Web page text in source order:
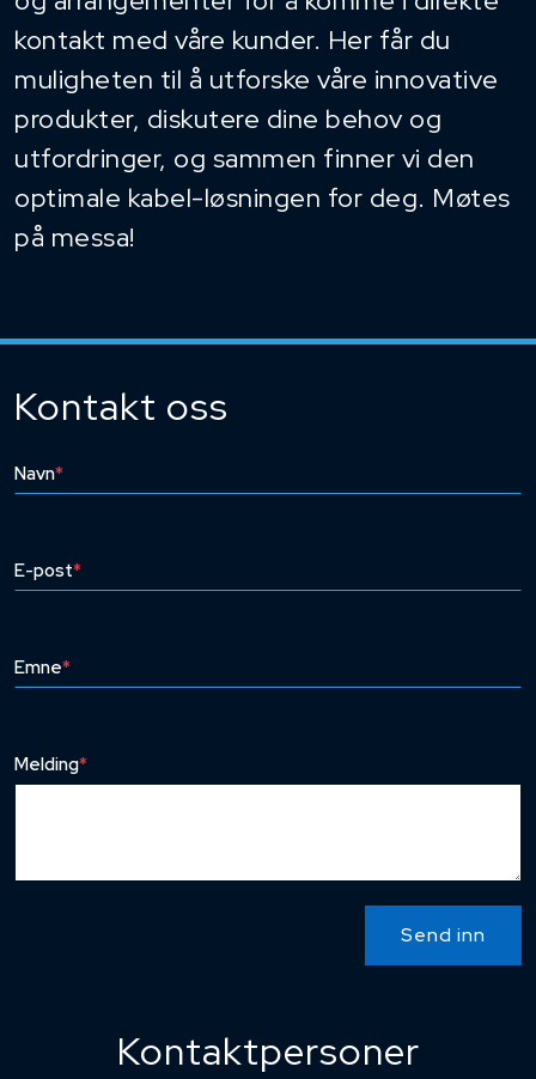
kontakt med våre kunder. Her får du
muligheten til å utforske våre innovative
produkter, diskutere dine behov og
utfordringer, og sammen finner vi den
optimale kabel-løsningen for deg. Møtes
på messa!
Kontakt oss
Navn*
E-post*
Emne*
Melding*
Send inn
Kontaktpersoner